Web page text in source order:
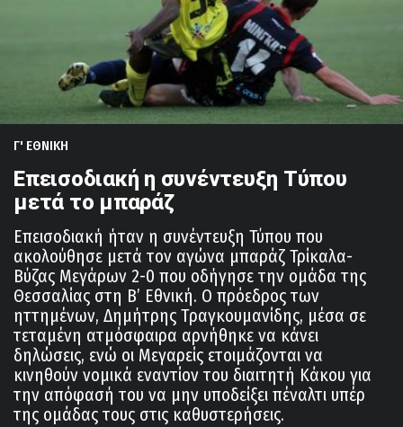
Γ' ΕΘΝΙΚΗ
Επεισοδιακή η συνέντευξη Τύπου
μετά το μπαράζ
Επεισοδιακή ήταν η συνέντευξη Τύπου που
ακολούθησε μετά τον αγώνα μπαράζ Τρίκαλα-
Βύζας Μεγάρων 2-0 που οδήγησε την ομάδα της
Θεσσαλίας στη Β’ Εθνική. Ο πρόεδρος των
ηττημένων, Δημήτρης Tραγκουμανίδης, μέσα σε
τεταμένη ατμόσφαιρα αρνήθηκε να κάνει
δηλώσεις, ενώ οι Μεγαρείς ετοιμάζονται να
κινηθούν νομικά εναντίον του διαιτητή Κάκου για
την απόφασή του να μην υποδείξει πέναλτι υπέρ
της ομάδας τους στις καθυστερήσεις.